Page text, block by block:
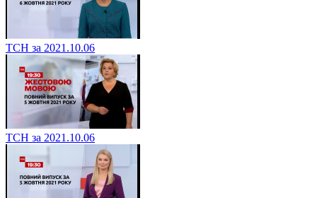
ТСН за 2021.10.06
ТСН за 2021.10.06